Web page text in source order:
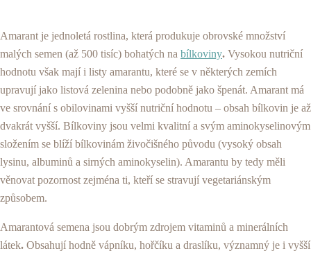
Amarant je jednoletá rostlina, která produkuje obrovské množství
malých semen (až 500 tisíc) bohatých na bílkoviny. Vysokou nutriční
hodnotu však mají i listy amarantu, které se v některých zemích
upravují jako listová zelenina nebo podobně jako špenát. Amarant má
ve srovnání s obilovinami vyšší nutriční hodnotu – obsah bílkovin je až
dvakrát vyšší. Bílkoviny jsou velmi kvalitní a svým aminokyselinovým
složením se blíží bílkovinám živočišného původu (vysoký obsah
lysinu, albuminů a sirných aminokyselin). Amarantu by tedy měli
věnovat pozornost zejména ti, kteří se stravují vegetariánským
způsobem.
Amarantová semena jsou dobrým zdrojem vitaminů a minerálních
látek. Obsahují hodně vápníku, hořčíku a draslíku, významný je i vyšší